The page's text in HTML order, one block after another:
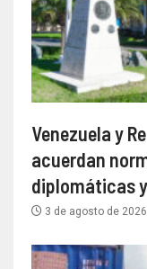
Venezuela y
acuerdan
diplomáticas
3 de agosto de 2026